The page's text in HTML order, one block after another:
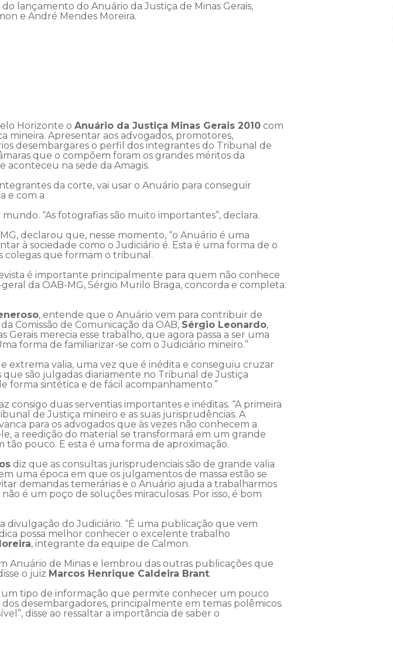
lançamento do Anuário da Justiça de Minas Gerais,
e André Mendes Moreira.
Horizonte o Anuário da Justiça Minas Gerais 2010 com
Apresentar aos advogados, promotores,
desembargares o perfil dos integrantes do Tribunal de
que o compõem foram os grandes méritos da
na sede da Amagis.
da corte, vai usar o Anuário para conseguir
e com a
“As fotografias são muito importantes”, declara.
declarou que, nesse momento, “o Anuário é uma
à sociedade como o Judiciário é. Esta é uma forma de o
colegas que formam o tribunal.
é importante principalmente para quem não conhece
da OAB-MG, Sérgio Murilo Braga, concorda e completa:
, entende que o Anuário vem para contribuir de
Comissão de Comunicação da OAB, Sérgio Leonardo,
merecia esse trabalho, que agora passa a ser uma
forma de familiarizar-se com o Judiciário mineiro.”
extrema valia, uma vez que é inédita e conseguiu cruzar
são julgadas diariamente no Tribunal de Justiça
forma sintética e de fácil acompanhamento.”
consigo duas serventias importantes e inéditas. “A primeira
de Justiça mineiro e as suas jurisprudências. A
para os advogados que às vezes não conhecem a
a reedição do material se transformará em um grande
pouco. E esta é uma forma de aproximação.
diz que as consultas jurisprudenciais são de grande valia
uma época em que os julgamentos de massa estão se
demandas temerárias e o Anuário ajuda a trabalharmos
é um poço de soluções miraculosas. Por isso, é bom
divulgação do Judiciário. “É uma publicação que vem
possa melhor conhecer o excelente trabalho
, integrante da equipe de Calmon.
Anuário de Minas e lembrou das outras publicações que
o juiz Marcos Henrique Caldeira Brant.
tipo de informação que permite conhecer um pouco
desembargadores, principalmente em temas polêmicos.
disse ao ressaltar a importância de saber o